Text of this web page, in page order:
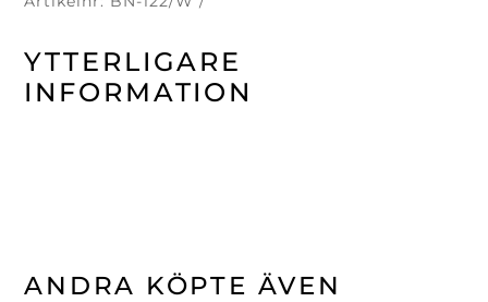
YTTERLIGARE
INFORMATION
mängd
ANDRA KÖPTE ÄVEN